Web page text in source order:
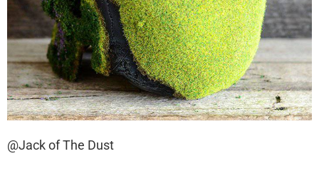
@Jack of The Dust